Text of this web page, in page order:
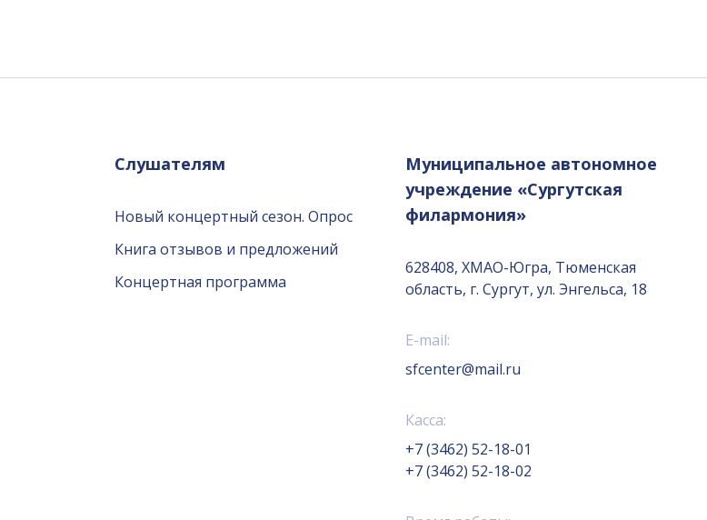
Слушателям
Новый концертный сезон. Опрос
Книга отзывов и предложений
Концертная программа
Муниципальное автономное
учреждение «Сургутская
филармония»
628408, ХМАО-Югра, Тюменская
область, г. Сургут, ул. Энгельса, 18
E-mail:
sfcenter@mail.ru
Касса:
+7 (3462) 52-18-01
+7 (3462) 52-18-02